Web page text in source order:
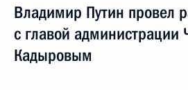
Владимир Путин провел
с главой администрации
Кадыровым